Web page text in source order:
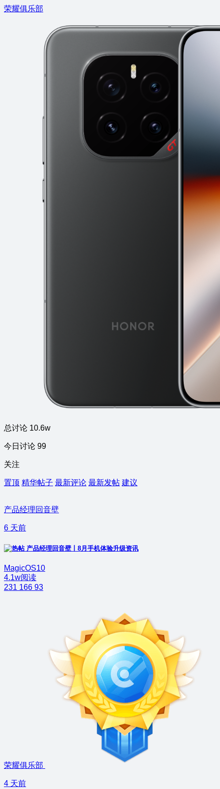
荣耀俱乐部
总讨论 10.6w
今日讨论 99
关注
置顶 精华帖子 最新评论 最新发帖 建议
产品经理回音壁
6 天前
产品经理回音壁丨8月手机体验升级资讯
MagicOS10
4.1w阅读
231 166 93
荣耀俱乐部
4 天前